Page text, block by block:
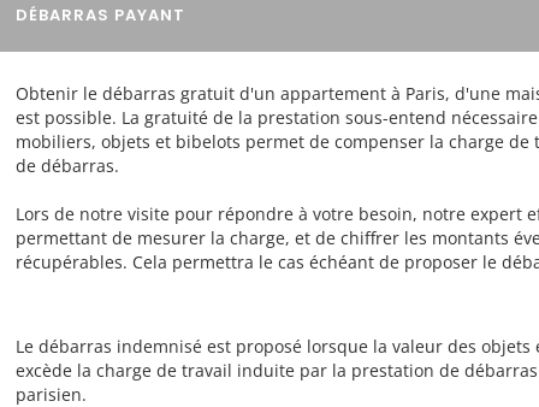
DÉBARRAS PAYANT
Obtenir le débarras gratuit d'un appartement à Paris, d'une
est possible. La gratuité de la prestation sous-entend
mobiliers, objets et bibelots permet de compenser la charge
de débarras.
Lors de notre visite pour répondre à votre besoin, notre expert
permettant de mesurer la charge, et de chiffrer les montants
récupérables. Cela permettra le cas échéant de proposer le
Le débarras indemnisé est proposé lorsque la valeur des
excède la charge de travail induite par la prestation de
parisien.